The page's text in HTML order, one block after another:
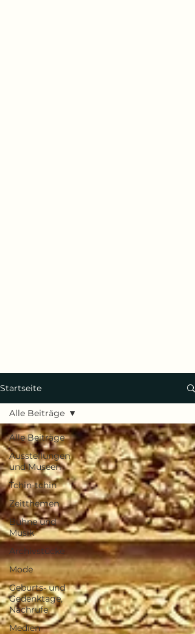
Startseite
Alle Beiträge
Ausstellungen
und Museen
Tchin-tchin
Zeitthemen
Bühne und
Musik
Archivstücke
Mode
Geburts- und
Gedenktage,
Nachrufe
Medien
Alle Beiträge